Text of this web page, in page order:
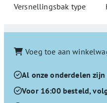
Versnellingsbak type
Voeg toe aan
Al onze onderdelen
Voor 16:00 besteld,